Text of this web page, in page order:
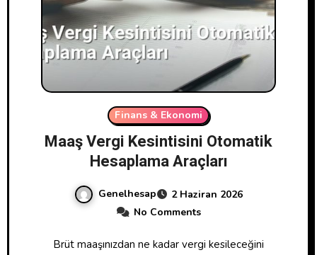
Finans & Ekonomi
Maaş Vergi Kesintisini Otomatik
Hesaplama Araçları
Genelhesap
2 Haziran 2026
No Comments
Brüt maaşınızdan ne kadar vergi kesileceğini